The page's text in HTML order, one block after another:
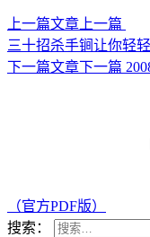
上一篇文章 上一篇
三十招杀手锏让你轻
下一篇文章下一篇
（官方PDF版）
搜索：